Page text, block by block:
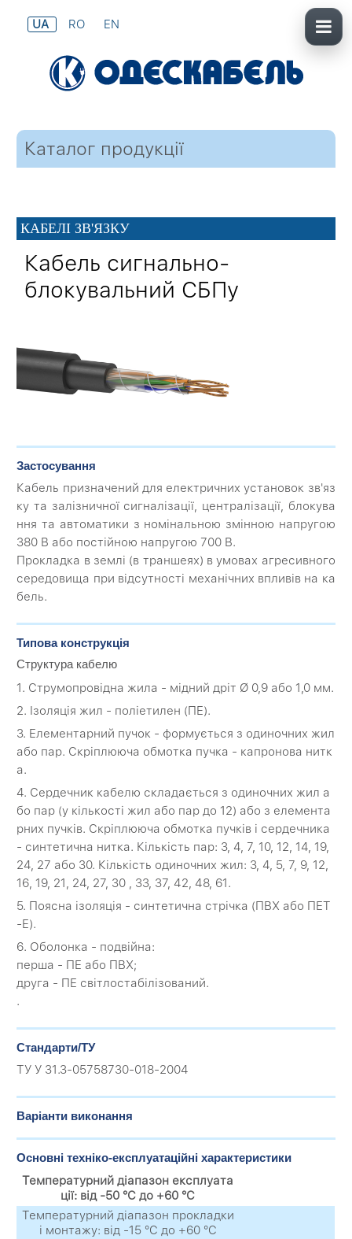
UA RO EN
Каталог продукції
КАБЕЛІ ЗВ'ЯЗКУ
Кабель сигнально-
блокувальний СБПу
Застосування
Кабель призначений для електричних установок зв'яз
ку та залізничної сигналізації, централізації, блокува
ння та автоматики з номінальною змінною напругою
380 В або постійною напругою 700 В.
Прокладка в землі (в траншеях) в умовах агресивного
середовища при відсутності механічних впливів на ка
бель.
Типова конструкція
Структура кабелю
1. Струмопровідна жила - мідний дріт Ø 0,9 або 1,0 мм.
2. Ізоляція жил - поліетилен (ПЕ).
3. Елементарний пучок - формується з одиночних жил
або пар. Скріплююча обмотка пучка - капронова нитк
а.
4. Сердечник кабелю складається з одиночних жил а
бо пар (у кількості жил або пар до 12) або з елемента
рних пучків. Скріплююча обмотка пучків і сердечника
- синтетична нитка. Кількість пар: 3, 4, 7, 10, 12, 14, 19,
24, 27 або 30. Кількість одиночних жил: 3, 4, 5, 7, 9, 12,
16, 19, 21, 24, 27, 30 , 33, 37, 42, 48, 61.
5. Поясна ізоляція - синтетична стрічка (ПВХ або ПЕТ
-Е).
6. Оболонка - подвійна:
перша - ПЕ або ПВХ;
друга - ПЕ світлостабілізований.
.
Стандарти/ТУ
ТУ У 31.3-05758730-018-2004
Варіанти виконання
Основні техніко-експлуатаційні характеристики
Температурний діапазон експлуата
ції: від -50 °C до +60 °C
Температурний діапазон прокладки
і монтажу: від -15 °C до +60 °C